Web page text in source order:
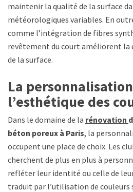
maintenir la qualité de la surface
météorologiques variables. En
comme l’intégration de fibres
revêtement du court améliorent la
de la surface.
La
l’esthétique des
Dans le domaine de la rénovation
béton poreux à Paris, la
occupent une place de choix. Les
cherchent de plus en plus à
refléter leur identité ou celle de
traduit par l’utilisation de couleurs